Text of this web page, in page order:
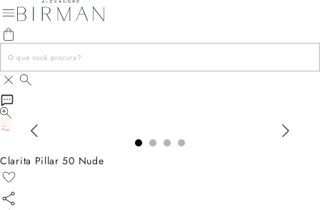
Clarita Pillar 50 Nude